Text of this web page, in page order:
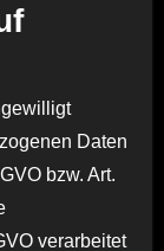
Daten
bzw. Art.
verarbeitet